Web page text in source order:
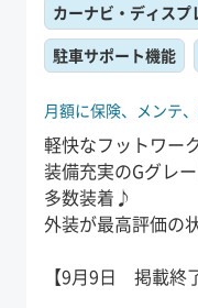
月額に保険、 メンテ、
軽快なフットワー
装備充実のGグレ
多数装着♪
外装が最高評価の
【9月9日 掲載終
カーナビ・ディスプ
駐車サポート機能